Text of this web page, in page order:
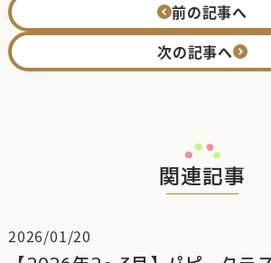
前の記事へ
次の記事へ
関連記事
2026/01/20